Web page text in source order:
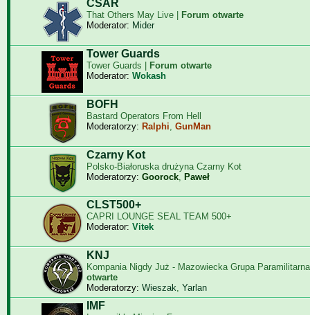
CSAR
That Others May Live |
Forum otwarte
Moderator: Mider
Tower Guards
Tower Guards |
Forum otwarte
Moderator: Wokash
BOFH
Bastard Operators From Hell
Moderatorzy: Ralphi, GunMan
Czarny Kot
Polsko-Białoruska drużyna Czarny Kot
Moderatorzy: Goorock, Paweł
CLST500+
CAPRI LOUNGE SEAL TEAM 500+
Moderator: Vitek
KNJ
Kompania Nigdy Już - Mazowiecka Grupa
otwarte
Moderatorzy: Wieszak, Yarlan
IMF